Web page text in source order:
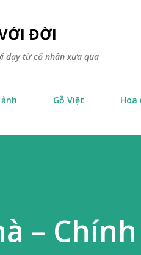
ĐỜI
dạy từ cổ nhân xưa qua
Gỗ Việt Hoa
–